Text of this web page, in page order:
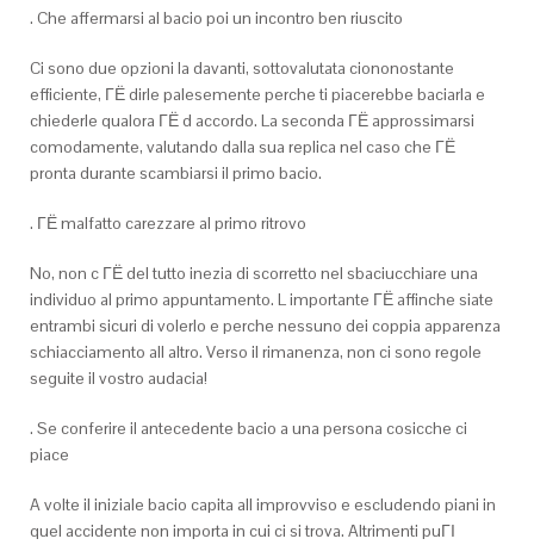
. Che affermarsi al bacio poi un incontro ben riuscito
Ci sono due opzioni la davanti, sottovalutata ciononostante
efficiente, ГЁ dirle palesemente perche ti piacerebbe baciarla e
chiederle qualora ГЁ d accordo. La seconda ГЁ approssimarsi
comodamente, valutando dalla sua replica nel caso che ГЁ
pronta durante scambiarsi il primo bacio.
. ГЁ malfatto carezzare al primo ritrovo
No, non c ГЁ del tutto inezia di scorretto nel sbaciucchiare una
individuo al primo appuntamento. L importante ГЁ affinche siate
entrambi sicuri di volerlo e perche nessuno dei coppia apparenza
schiacciamento all altro. Verso il rimanenza, non ci sono regole
seguite il vostro audacia!
. Se conferire il antecedente bacio a una persona cosicche ci
piace
A volte il iniziale bacio capita all improvviso e escludendo piani in
quel accidente non importa in cui ci si trova. Altrimenti puГІ